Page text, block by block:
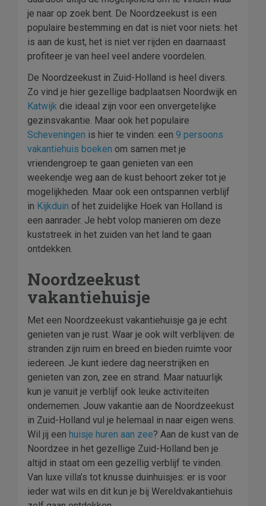
je naar op zoek bent. De Noordzeekust is een
populaire bestemming en dat is niet voor niets: het
is aan de kust, het is niet ver rijden en daarnaast
profiteer je van heel veel andere voordelen.
De Noordzeekust in Zuid-Holland is heel divers.
Zo vind je hier gezellige badplaatsen Noordwijk en
Katwijk die ideaal zijn voor een onvergetelijke
gezinsvakantie. Maar ook het populaire
Scheveningen is hier te vinden: een 9 persoons
vakantiehuis boeken om samen met je
vriendengroep te gaan genieten van een
weekendje weg aan de kust behoort zeker tot je
mogelijkheden. Maar ook een ontspannen verblijf
in Kijkduin of het zuidelijke Hoek van Holland is
een aanrader. Je hebt volop manieren om deze
kuststreek in het zuiden van het land te gaan
ontdekken.
Noordzeekust
vakantiehuisje
Met een Noordzeekust vakantiehuisje ga je echt
genieten van je rust. Waar je ook wilt verblijven: de
stranden zijn ruim en breed en bieden ruimte voor
iedereen. Je kunt iedere dag neerstrijken en
genieten van zon, zee en strand. Maar natuurlijk
kun je vanuit je verblijf ook leuke activiteiten
ondernemen. Jouw vakantie aan de Noordzeekust
in Zuid-Holland vul je helemaal in naar eigen wens.
Wil jij een huisje huren aan zee? Aan de kust van de
Noordzee in het gezellige Zuid-Holland ben je
altijd in staat om een gezellig verblijf te vinden.
Van luxe villa’s tot knusse duinhuisjes: er is voor
ieder wat wils en dit kun je bij Wereldvakantiehuis